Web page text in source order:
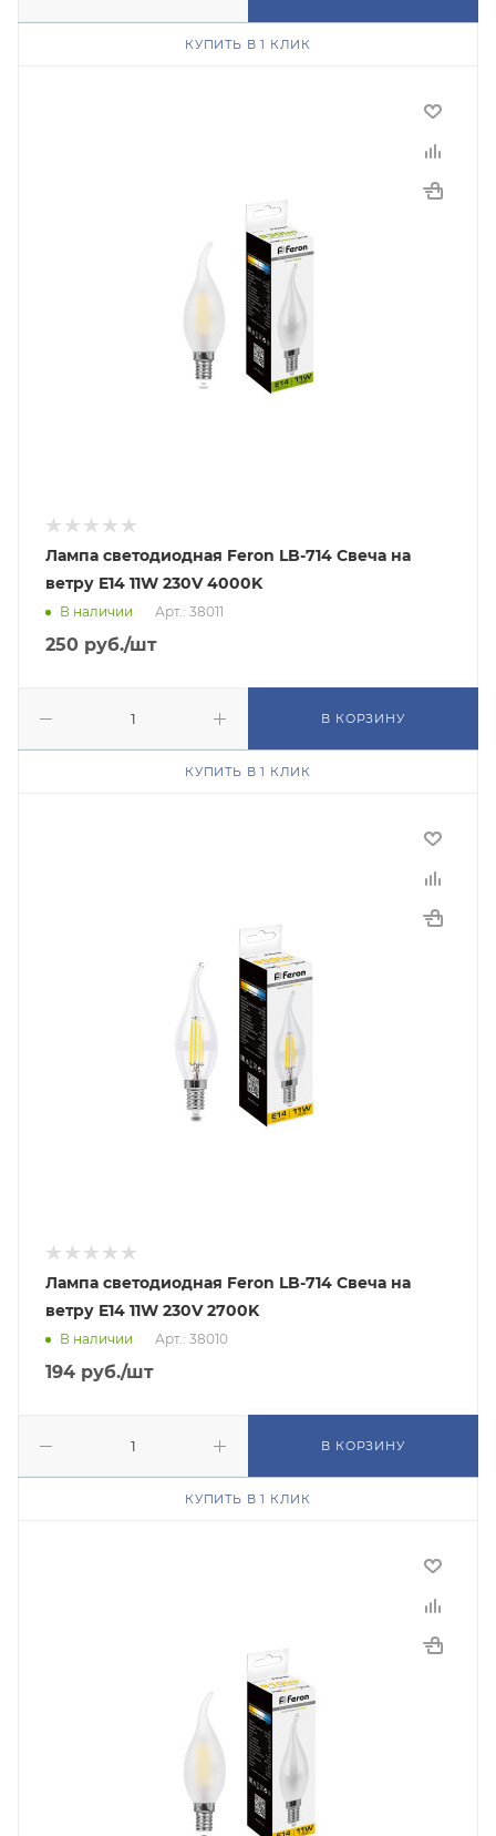
КУПИТЬ В 1 КЛИК
Лампа светодиодная Feron LB-714 Свеча на
ветру E14 11W 230V 4000K
В наличии Арт.: 38011
250 руб./шт
В КОРЗИНУ
КУПИТЬ В 1 КЛИК
Лампа светодиодная Feron LB-714 Свеча на
ветру E14 11W 230V 2700K
В наличии Арт.: 38010
194 руб./шт
В КОРЗИНУ
КУПИТЬ В 1 КЛИК